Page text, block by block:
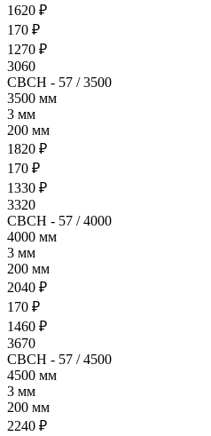
1620 ₽
170 ₽
1270 ₽
3060
СВСН - 57 / 3500
3500 мм
3 мм
200 мм
1820 ₽
170 ₽
1330 ₽
3320
СВСН - 57 / 4000
4000 мм
3 мм
200 мм
2040 ₽
170 ₽
1460 ₽
3670
СВСН - 57 / 4500
4500 мм
3 мм
200 мм
2240 ₽